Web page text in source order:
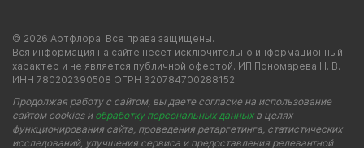
© 2026 Артфлора. Все права защищены.
Вся информация на сайте несет исключительно информационный
характер и не является публичной офертой. ИП Пономарева Н. В.
ИНН 780202390508 ОГРН 320784700288152
Продолжая работу с сайтом, вы даете согласие на использование
сайтом cookies и обработку персональных данныхв целях
функционирования сайта, проведения ретаргетинга, статистических
исследований, улучшения сервиса и предоставления релевантной